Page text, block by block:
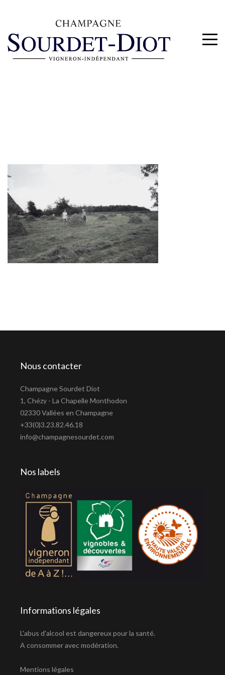
Nous contacter
Champagne Sourdet Diot
1, Chézy - La Chapelle Monthodon
02330 Vallées en Champagne
+33(0)3.23.82.46.18
info@champagnesourdet.com
Nos labels
Informations légales
L'abus d'alcool est dangereux pour la santé.
A consommer avec modération.
Mentions légales